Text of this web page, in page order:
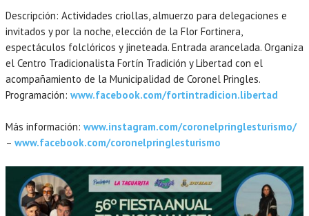
Descripción: Actividades criollas, almuerzo para delegaciones e
invitados y por la noche, elección de la Flor Fortinera,
espectáculos folclóricos y jineteada. Entrada arancelada. Organiza
el Centro Tradicionalista Fortín Tradición y Libertad con el
acompañamiento de la Municipalidad de Coronel Pringles.
Programación: www.facebook.com/fortintradicion.libertad
Más información: www.instagram.com/coronelpringlesturismo/
– www.facebook.com/coronelpringlesturismo